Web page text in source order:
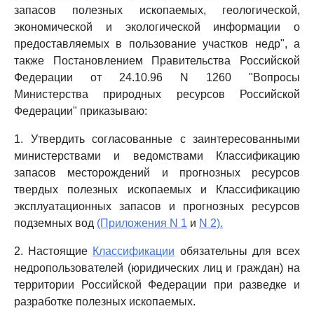
запасов полезных ископаемых, геологической,
экономической и экологической информации о
предоставляемых в пользование участков недр", а
также Постановлением Правительства Российской
Федерации от 24.10.96 N 1260 "Вопросы
Министерства природных ресурсов Российской
Федерации" приказываю:
1. Утвердить согласованные с заинтересованными
министерствами и ведомствами Классификацию
запасов месторождений и прогнозных ресурсов
твердых полезных ископаемых и Классификацию
эксплуатационных запасов и прогнозных ресурсов
подземных вод (Приложения N 1 и N 2).
2. Настоящие Классификации обязательны для всех
недропользователей (юридических лиц и граждан) на
территории Российской Федерации при разведке и
разработке полезных ископаемых.